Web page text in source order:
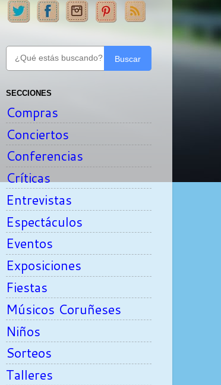
Buscar
SECCIONES
Compras
Conciertos
Conferencias
Críticas
Entrevistas
Espectáculos
Eventos
Exposiciones
Fiestas
Músicos Coruñeses
Niños
Sorteos
Talleres